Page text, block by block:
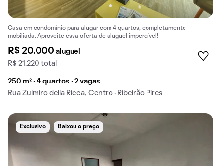
Casa em condomínio para alugar com 4 quartos, completamente
mobiliada. Aproveite essa oferta de aluguel imperdível!
R$ 20.000aluguel
R$ 21.220 total
250 m² · 4 quartos · 2 vagas
Rua Zulmiro della Ricca, Centro · Ribeirão Pires
Exclusivo Baixou o preço